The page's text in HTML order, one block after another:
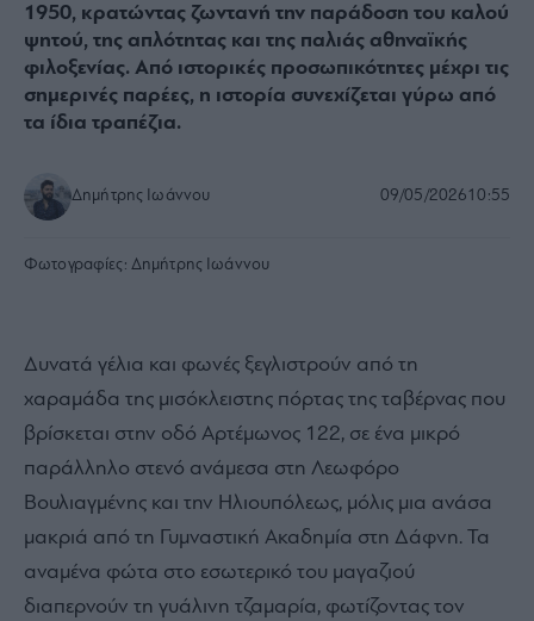
1950, κρατώντας ζωντανή την παράδοση του καλού
ψητού, της απλότητας και της παλιάς αθηναϊκής
φιλοξενίας. Από ιστορικές προσωπικότητες μέχρι τις
σημερινές παρέες, η ιστορία συνεχίζεται γύρω από
τα ίδια τραπέζια.
Δημήτρης Ιωάννου 09/05/202610:55
Φωτογραφίες: Δημήτρης Ιωάννου
Δυνατά γέλια και φωνές ξεγλιστρούν από τη
χαραμάδα της μισόκλειστης πόρτας της ταβέρνας που
βρίσκεται στην οδό Αρτέμωνος 122, σε ένα μικρό
παράλληλο στενό ανάμεσα στη Λεωφόρο
Βουλιαγμένης και την Ηλιουπόλεως, μόλις μια ανάσα
μακριά από τη Γυμναστική Ακαδημία στη Δάφνη. Τα
αναμένα φώτα στο εσωτερικό του μαγαζιού
διαπερνούν τη γυάλινη τζαμαρία, φωτίζοντας τον